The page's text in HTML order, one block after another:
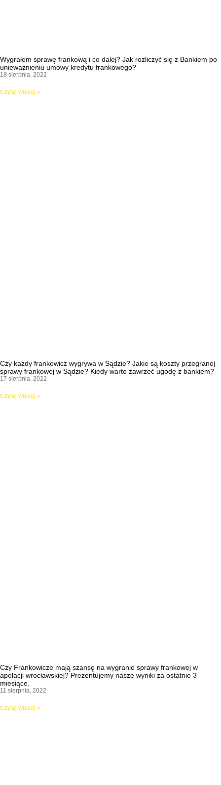
Wygrałem sprawę frankową i co dalej? Jak rozliczyć się z Bankiem po
unieważnieniu umowy kredytu frankowego?
18 sierpnia, 2022
Czytaj więcej »
Czy każdy frankowicz wygrywa w Sądzie? Jakie są koszty przegranej
sprawy frankowej w Sądzie? Kiedy warto zawrzeć ugodę z bankiem?
17 sierpnia, 2022
Czytaj więcej »
Czy Frankowicze mają szansę na wygranie sprawy frankowej w
apelacji wrocławskiej? Prezentujemy nasze wyniki za ostatnie 3
miesiące.
11 sierpnia, 2022
Czytaj więcej »